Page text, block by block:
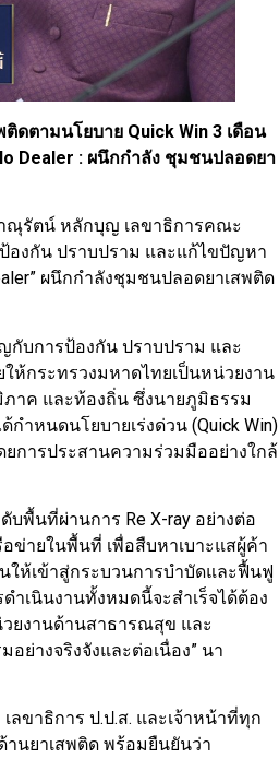
ดตามนโยบาย Quick Win 3 เดือน
Dealer : ผนึกกำลัง ชุมชนปลอดยา
ณุรัตน์ หลักบุญ เลขาธิการคณะ
องกัน ปราบปราม และแก้ไขปัญหา
ผนึกกำลังชุมชนปลอดยาเสพติด
บการป้องกัน ปราบปราม และ
ห้กระทรวงมหาดไทยเป็นหน่วยงาน
าค และท้องถิ่น ซึ่งนายภูมิธรรม
ำหนดนโยบายเร่งด่วน (Quick Win)
ยการประสานความร่วมมืออย่างใกล้
บพื้นที่ผ่านการ Re X-ray อย่างต่อ
ข่ายในพื้นที่ เพื่อสืบหาเบาะแสผู้ค้า
ให้เข้าสู่กระบวนการบำบัดและฟื้นฟู
เนินงานทั้งหมดนี้จะสำเร็จได้ต้อง
ยงานด้านสาธารณสุข และ
ย่างจริงจังและต่อเนื่อง” นา
ขาธิการ ป.ป.ส. และเจ้าหน้าที่ทุก
นยาเสพติด พร้อมยืนยันว่า